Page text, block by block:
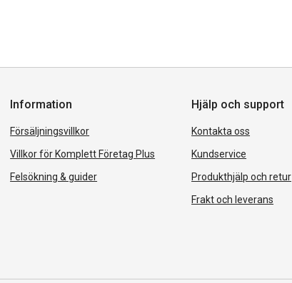
Information
Försäljningsvillkor
Villkor för Komplett Företag Plus
Felsökning & guider
Hjälp och support
Kontakta oss
Kundservice
Produkthjälp och retur
Frakt och leverans